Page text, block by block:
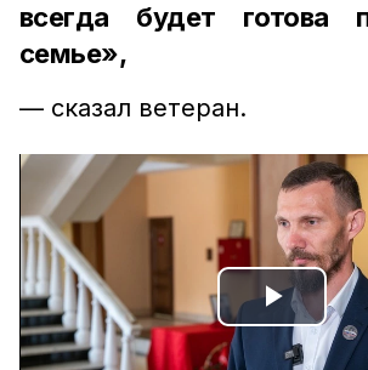
всегда будет готова
семье»,
— сказал ветеран.
Play